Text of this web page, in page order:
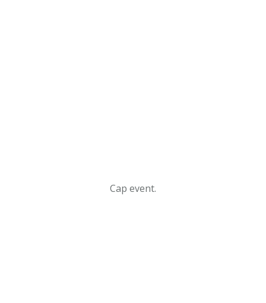
Cap event.